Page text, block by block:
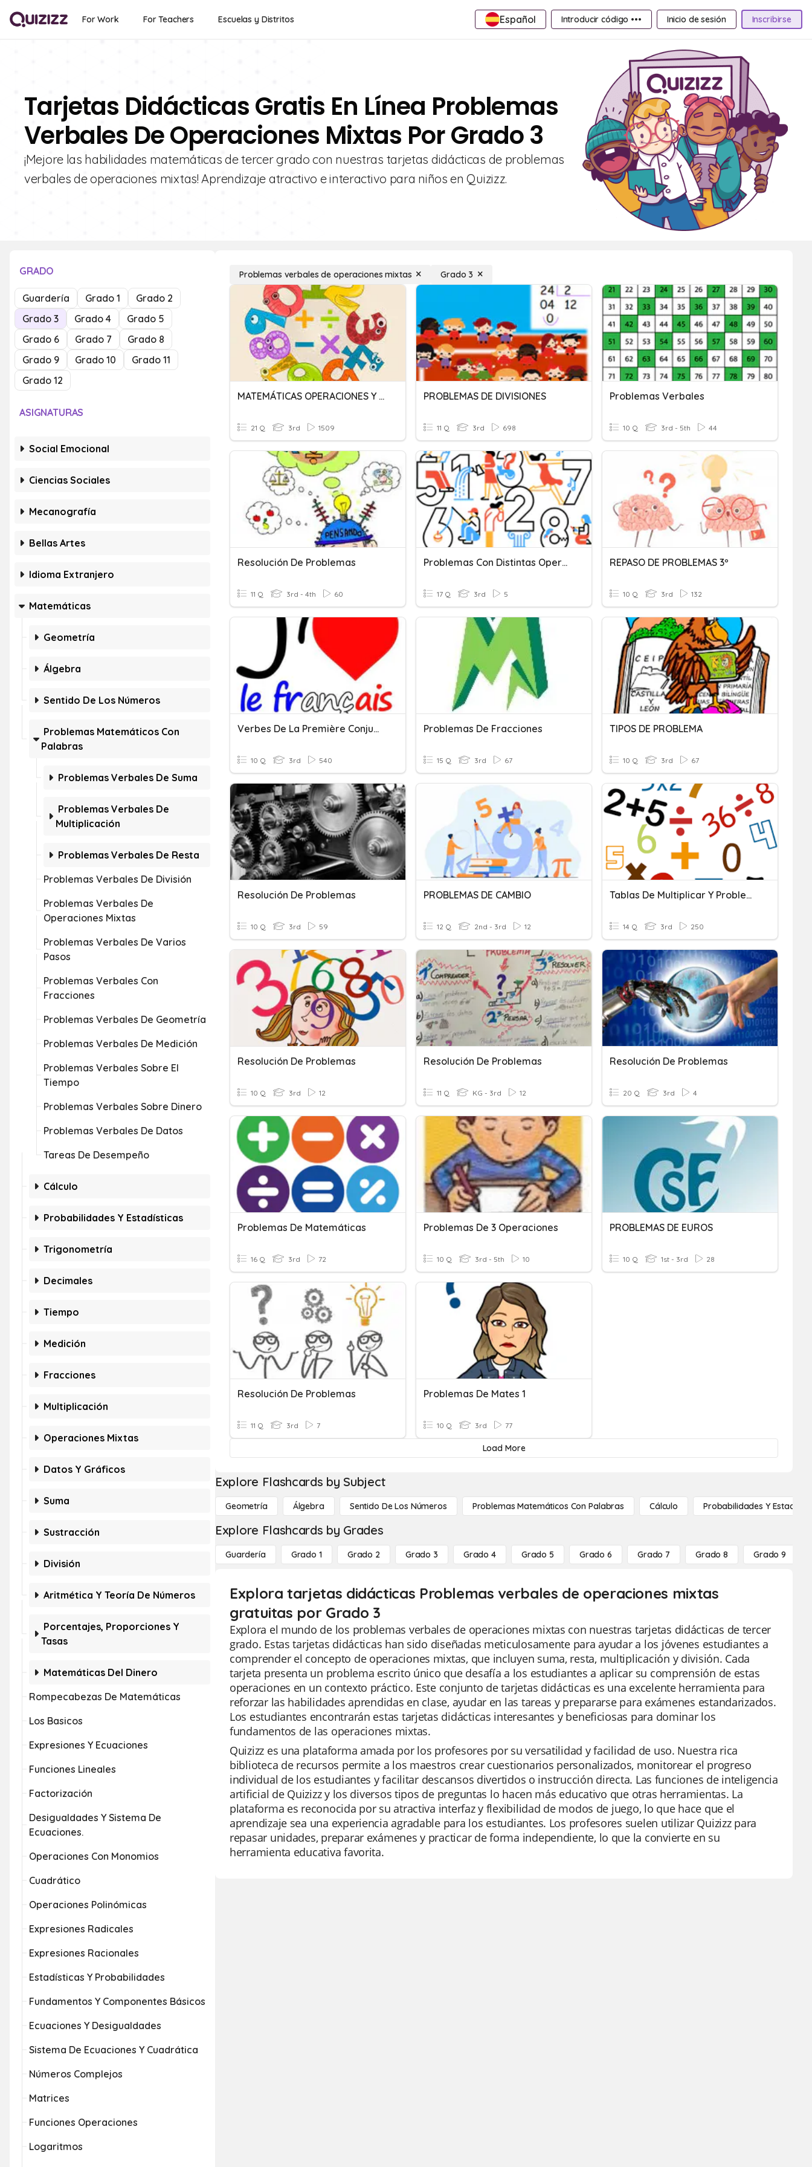
For Work For Teachers Escuelas y Distritos Español Introducir código ••• Inicio de sesión Inscribirse
Tarjetas Didácticas Gratis En Línea Problemas
Verbales De Operaciones Mixtas Por Grado 3
¡Mejore las habilidades matemáticas de tercer grado con nuestras tarjetas didácticas de problemas
verbales de operaciones mixtas! Aprendizaje atractivo e interactivo para niños en Quizizz.
GRADO
Guardería Grado 1
Grado 2
Grado 3
Grado 4
Grado 5
Grado 6
Grado 7
Grado 8
Grado 9
Grado 10
Grado 11
Grado 12
ASIGNATURAS
Social Emocional
Ciencias Sociales
Mecanografía
Bellas Artes
Idioma Extranjero
Matemáticas
Geometría
Álgebra
Sentido De Los Números
Problemas Matemáticos Con
Palabras
Problemas Verbales De Suma
Problemas Verbales De
Multiplicación
Problemas Verbales De Resta
Problemas Verbales De División
Problemas Verbales De
Operaciones Mixtas
Problemas Verbales De Varios
Pasos
Problemas Verbales Con
Fracciones
Problemas Verbales De Geometría
Problemas Verbales De Medición
Problemas Verbales Sobre El
Tiempo
Problemas Verbales Sobre Dinero
Problemas Verbales De Datos
Tareas De Desempeño
Cálculo
Probabilidades Y Estadísticas
Trigonometría
Decimales
Tiempo
Medición
Fracciones
Multiplicación
Operaciones Mixtas
Datos Y Gráficos
Suma
Sustracción
División
Aritmética Y Teoría De Números
Porcentajes, Proporciones Y
Tasas
Matemáticas Del Dinero
Rompecabezas De Matemáticas
Los Basicos
Expresiones Y Ecuaciones
Funciones Lineales
Factorización
Desigualdades Y Sistema De
Ecuaciones.
Operaciones Con Monomios
Cuadrático
Operaciones Polinómicas
Expresiones Radicales
Expresiones Racionales
Estadísticas Y Probabilidades
Fundamentos Y Componentes Básicos
Ecuaciones Y Desigualdades
Sistema De Ecuaciones Y Cuadrática
Números Complejos
Matrices
Funciones Operaciones
Logaritmos
Problemas verbales de operaciones mixtas Grado 3
MATEMÁTICAS OPERACIONES Y PROBLEMAS
21 Q 3rd 1509
PROBLEMAS DE DIVISIONES
11 Q 3rd 698
Problemas Verbales
10 Q 3rd - 5th 44
Resolución De Problemas
11 Q 3rd - 4th 60
Problemas Con Distintas Operaciones
17 Q 3rd 5
REPASO DE PROBLEMAS 3º
10 Q 3rd 132
Verbes De La Première Conjugaison
10 Q 3rd 540
Problemas De Fracciones
15 Q 3rd 67
TIPOS DE PROBLEMA
10 Q 3rd 67
Resolución De Problemas
10 Q 3rd 59
PROBLEMAS DE CAMBIO
12 Q 2nd - 3rd 12
Tablas De Multiplicar Y Problemas
14 Q 3rd 250
Resolución De Problemas
10 Q 3rd 12
Resolución De Problemas
11 Q KG - 3rd 12
Resolución De Problemas
20 Q 3rd 4
Problemas De Matemáticas
16 Q 3rd 72
Problemas De 3 Operaciones
10 Q 3rd - 5th 10
PROBLEMAS DE EUROS
10 Q 1st - 3rd 28
Resolución De Problemas
11 Q 3rd 7
Problemas De Mates 1
10 Q 3rd 77
Load More
Explore Flashcards by Subject
Geometría Álgebra Sentido De Los Números Problemas Matemáticos Con Palabras Cálculo Probabilidades Y
Explore Flashcards by Grades
Guardería Grado 1 Grado 2 Grado 3 Grado 4 Grado 5 Grado 6 Grado 7 Grado 8 Grado 9
Explora tarjetas didácticas Problemas verbales de operaciones mixtas
gratuitas por Grado 3
Explora el mundo de los problemas verbales de operaciones mixtas con nuestras tarjetas didácticas de tercer
grado. Estas tarjetas didácticas han sido diseñadas meticulosamente para ayudar a los jóvenes estudiantes a
comprender el concepto de operaciones mixtas, que incluyen suma, resta, multiplicación y división. Cada
tarjeta presenta un problema escrito único que desafía a los estudiantes a aplicar su comprensión de estas
operaciones en un contexto práctico. Este conjunto de tarjetas didácticas es una excelente herramienta para
reforzar las habilidades aprendidas en clase, ayudar en las tareas y prepararse para exámenes estandarizados.
Los estudiantes encontrarán estas tarjetas didácticas interesantes y beneficiosas para dominar los
fundamentos de las operaciones mixtas.
Quizizz es una plataforma amada por los profesores por su versatilidad y facilidad de uso. Nuestra rica
biblioteca de recursos permite a los maestros crear cuestionarios personalizados, monitorear el progreso
individual de los estudiantes y facilitar descansos divertidos o instrucción directa. Las funciones de inteligencia
artificial de Quizizz y los diversos tipos de preguntas lo hacen más educativo que otras herramientas. La
plataforma es reconocida por su atractiva interfaz y flexibilidad de modos de juego, lo que hace que el
aprendizaje sea una experiencia agradable para los estudiantes. Los profesores suelen utilizar Quizizz para
repasar unidades, preparar exámenes y practicar de forma independiente, lo que la convierte en su
herramienta educativa favorita.